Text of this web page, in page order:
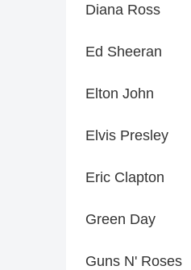
Diana Ross
Ed Sheeran
Elton John
Elvis Presley
Eric Clapton
Green Day
Guns N' Roses